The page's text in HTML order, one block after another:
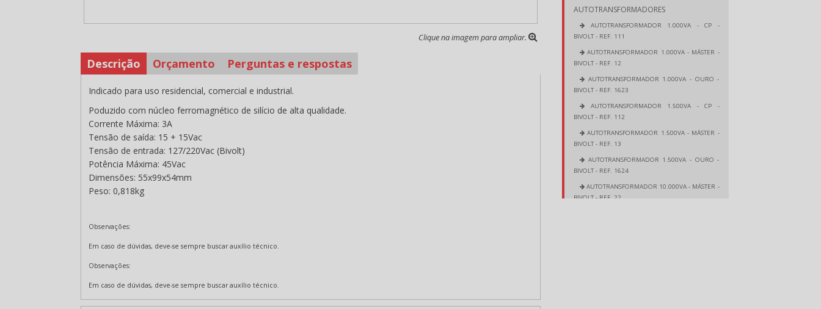
Clique na imagem para ampliar.
Descrição Orçamento Perguntas e respostas
Indicado para uso residencial, comercial e industrial.
Poduzido com núcleo ferromagnético de silício de alta qualidade.
Corrente Máxima: 3A
Tensão de saída: 15 + 15Vac
Tensão de entrada: 127/220Vac (Bivolt)
Potência Máxima: 45Vac
Dimensões: 55x99x54mm
Peso: 0,818kg
Observações:
Em caso de dúvidas, deve-se sempre buscar auxílio técnico.
Observações:
Em caso de dúvidas, deve-se sempre buscar auxílio técnico.
AUTOTRANSFORMADORES
AUTOTRANSFORMADOR 1.000VA - CP -
BIVOLT - REF. 111
AUTOTRANSFORMADOR 1.000VA - MÁSTER -
BIVOLT - REF. 12
AUTOTRANSFORMADOR 1.000VA - OURO -
BIVOLT - REF. 1623
AUTOTRANSFORMADOR 1.500VA - CP -
BIVOLT - REF. 112
AUTOTRANSFORMADOR 1.500VA - MÁSTER -
BIVOLT - REF. 13
AUTOTRANSFORMADOR 1.500VA - OURO -
BIVOLT - REF. 1624
AUTOTRANSFORMADOR 10.000VA - MÁSTER -
BIVOLT - REF. 22